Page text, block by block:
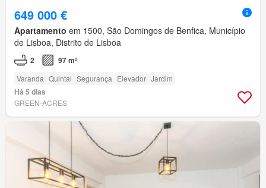
649 000 €
Apartamento em 1500, São Domingos de Benfica, Município
de Lisboa, Distrito de Lisboa
2 97 m²
Varanda Quintal Segurança Elevador Jardim
Há 5 dias
GREEN-ACRES